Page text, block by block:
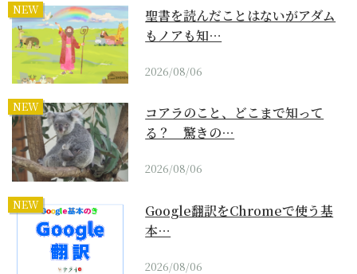
NEW
聖書を読んだことはないがアダム
もノアも知…
2026/08/06
NEW
コアラのこと、どこまで知って
る？ 驚きの…
2026/08/06
NEW
Google翻訳をChromeで使う基
本…
2026/08/06